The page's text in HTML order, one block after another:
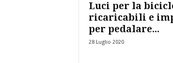
Luci per la
ricaricabili e
per pedalare...
28 Luglio 2020